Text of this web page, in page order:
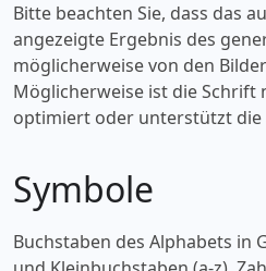
Bitte beachten Sie, dass das
angezeigte Ergebnis des
möglicherweise von den
Möglicherweise ist die Schrift
optimiert oder unterstützt die
Symbole
Buchstaben des Alphabets in